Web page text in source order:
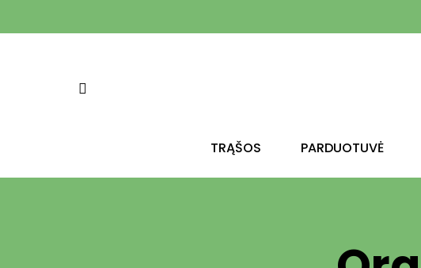
Spauskite enter, kad vykdytumėte paiešką aba ESC,
TRĄŠOS PARDUOTUVĖ